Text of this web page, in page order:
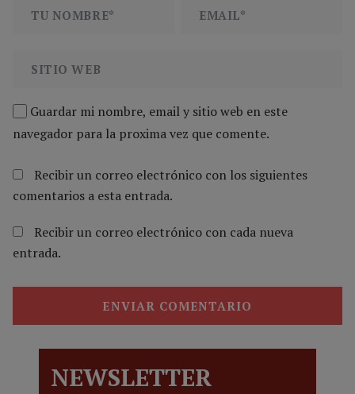
Guardar mi nombre, email y sitio web en este
navegador para la proxima vez que comente.
Recibir un correo electrónico con los siguientes
comentarios a esta entrada.
Recibir un correo electrónico con cada nueva
entrada.
NEWSLETTER